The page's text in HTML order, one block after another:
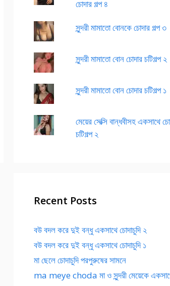
চোদার গল্প ৪
সুন্দরী মামাতো বোনকে চোদার গল্প ৩
সুন্দরী মামাতো বোন চোদার চটিগল্প ২
সুন্দরী মামাতো বোন চোদার চটিগল্প ১
মেয়ের সেক্সি বান্ধবীসহ একসাথে
চটিগল্প ২
Recent Posts
বউ বদল করে দুই বন্ধু একসাথে চোদাচুদি ২
বউ বদল করে দুই বন্ধু একসাথে চোদাচুদি ১
মা ছেলে চোদাচুদি পরপুরুষের সামনে
ma meye choda মা ও সুন্দরী মেয়েকে